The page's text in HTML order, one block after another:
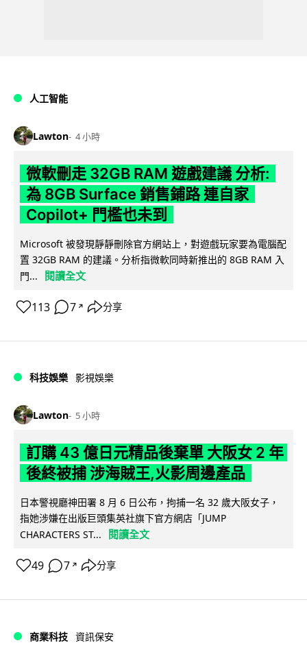
人工智能
Lawton 4 小時
微軟刪走 32GB RAM 遊戲建議 分析:
為 8GB Surface 銷售鋪路 連自家
Copilot+ 門檻也未到
Microsoft 被發現靜靜刪除官方網站上，對遊戲玩家要為電腦配
置 32GB RAM 的建議。分析指微軟同時新推出的 8GB RAM 入
門...
閱讀全文
113 7 ↗ 分享
科技娛樂 影視娛樂
Lawton 5 小時
訂購 43 億日元精品後棄單 大阪女 2 年
後終被捕 涉海賊王,火影周邊產品
日本警視廳神田署 8 月 6 日公布，拘捕一名 32 歲大阪女子，
指她涉嫌在出版巨頭集英社旗下官方網店「JUMP
CHARACTERS ST...
閱讀全文
49 7 ↗ 分享
商業科技 資訊保安